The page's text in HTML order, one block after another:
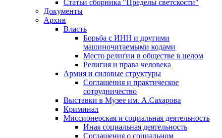
Статьи сборника "Пределы светскости"
Документы
Архив
Власть
Борьба с ИНН и другими
машиночитаемыми кодами
Место религии в обществе в целом
Религия и права человека
Армия и силовые структуры
Соглашения и практическое
сотрудничество
Выставки в Музее им. А.Сахарова
Криминал
Миссионерская и социальная деятельность
Иная социальная деятельность
Соглашения о социальном